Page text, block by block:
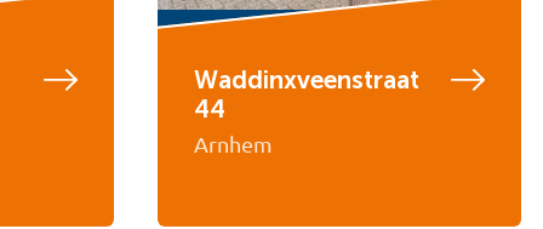
Waddinxveenstraat
44
Arnhem